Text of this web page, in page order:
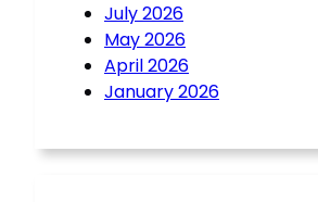
July 2026
May 2026
April 2026
January 2026